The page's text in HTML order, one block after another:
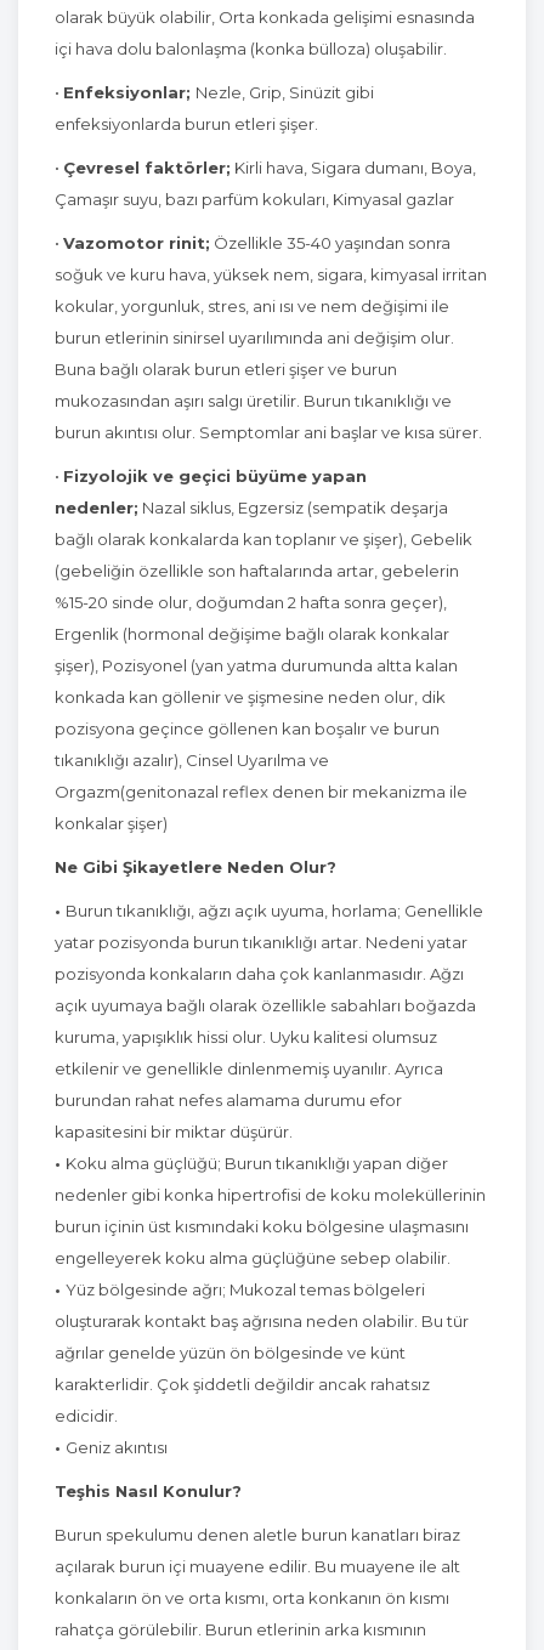
olarak büyük olabilir, Orta konkada gelişimi esnasında
içi hava dolu balonlaşma (konka bülloza) oluşabilir.
• Enfeksiyonlar; Nezle, Grip, Sinüzit gibi
enfeksiyonlarda burun etleri şişer.
• Çevresel faktörler; Kirli hava, Sigara dumanı, Boya,
Çamaşır suyu, bazı parfüm kokuları, Kimyasal gazlar
• Vazomotor rinit; Özellikle 35-40 yaşından sonra
soğuk ve kuru hava, yüksek nem, sigara, kimyasal irritan
kokular, yorgunluk, stres, ani ısı ve nem değişimi ile
burun etlerinin sinirsel uyarılımında ani değişim olur.
Buna bağlı olarak burun etleri şişer ve burun
mukozasından aşırı salgı üretilir. Burun tıkanıklığı ve
burun akıntısı olur. Semptomlar ani başlar ve kısa sürer.
• Fizyolojik ve geçici büyüme yapan
nedenler; Nazal siklus, Egzersiz (sempatik deşarja
bağlı olarak konkalarda kan toplanır ve şişer), Gebelik
(gebeliğin özellikle son haftalarında artar, gebelerin
%15-20 sinde olur, doğumdan 2 hafta sonra geçer),
Ergenlik (hormonal değişime bağlı olarak konkalar
şişer), Pozisyonel (yan yatma durumunda altta kalan
konkada kan göllenir ve şişmesine neden olur, dik
pozisyona geçince göllenen kan boşalır ve burun
tıkanıklığı azalır), Cinsel Uyarılma ve
Orgazm(genitonazal reflex denen bir mekanizma ile
konkalar şişer)
Ne Gibi Şikayetlere Neden Olur?
• Burun tıkanıklığı, ağzı açık uyuma, horlama; Genellikle
yatar pozisyonda burun tıkanıklığı artar. Nedeni yatar
pozisyonda konkaların daha çok kanlanmasıdır. Ağzı
açık uyumaya bağlı olarak özellikle sabahları boğazda
kuruma, yapışıklık hissi olur. Uyku kalitesi olumsuz
etkilenir ve genellikle dinlenmemiş uyanılır. Ayrıca
burundan rahat nefes alamama durumu efor
kapasitesini bir miktar düşürür.
• Koku alma güçlüğü; Burun tıkanıklığı yapan diğer
nedenler gibi konka hipertrofisi de koku moleküllerinin
burun içinin üst kısmındaki koku bölgesine ulaşmasını
engelleyerek koku alma güçlüğüne sebep olabilir.
• Yüz bölgesinde ağrı; Mukozal temas bölgeleri
oluşturarak kontakt baş ağrısına neden olabilir. Bu tür
ağrılar genelde yüzün ön bölgesinde ve künt
karakterlidir. Çok şiddetli değildir ancak rahatsız
edicidir.
• Geniz akıntısı
Teşhis Nasıl Konulur?
Burun spekulumu denen aletle burun kanatları biraz
açılarak burun içi muayene edilir. Bu muayene ile alt
konkaların ön ve orta kısmı, orta konkanın ön kısmı
rahatça görülebilir. Burun etlerinin arka kısmının